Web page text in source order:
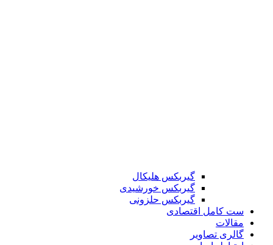
گیربکس هلیکال
گیربکس خورشیدی
گیربکس حلزونی
ست کامل اقتصادی
مقالات
گالری تصاویر